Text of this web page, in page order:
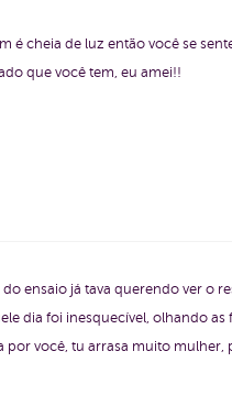
é cheia de luz então você se
que você tem, eu amei!!
ensaio já tava querendo ver o
dia foi inesquecível, olhando as
você, tu arrasa muito mulher,